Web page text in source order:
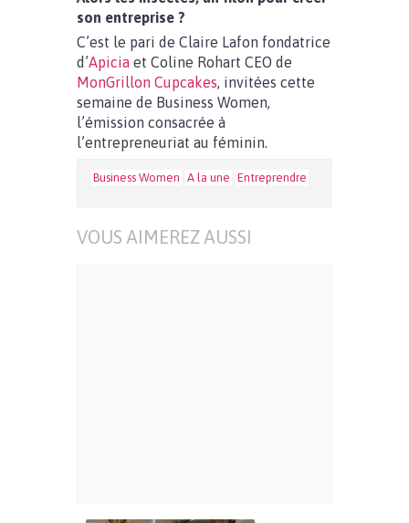
son entreprise ?
C’est le pari de Claire Lafon fondatrice
d’Apicia et Coline Rohart CEO de
MonGrillon Cupcakes, invitées cette
semaine de Business Women,
l’émission consacrée à
l’entrepreneuriat au féminin.
Business Women A la une Entreprendre
VOUS AIMEREZ AUSSI